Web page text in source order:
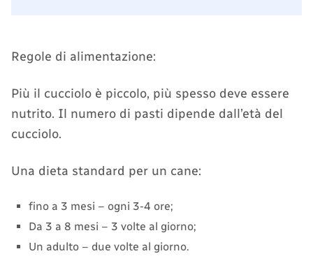
Regole di alimentazione:
Più il cucciolo è piccolo, più spesso deve essere
nutrito. Il numero di pasti dipende dall’età del
cucciolo.
Una dieta standard per un cane:
fino a 3 mesi – ogni 3-4 ore;
Da 3 a 8 mesi – 3 volte al giorno;
Un adulto – due volte al giorno.